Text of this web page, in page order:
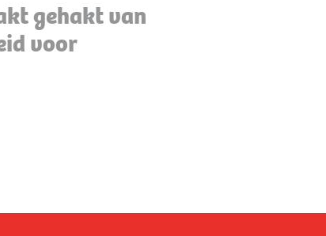
gehakt van
voor